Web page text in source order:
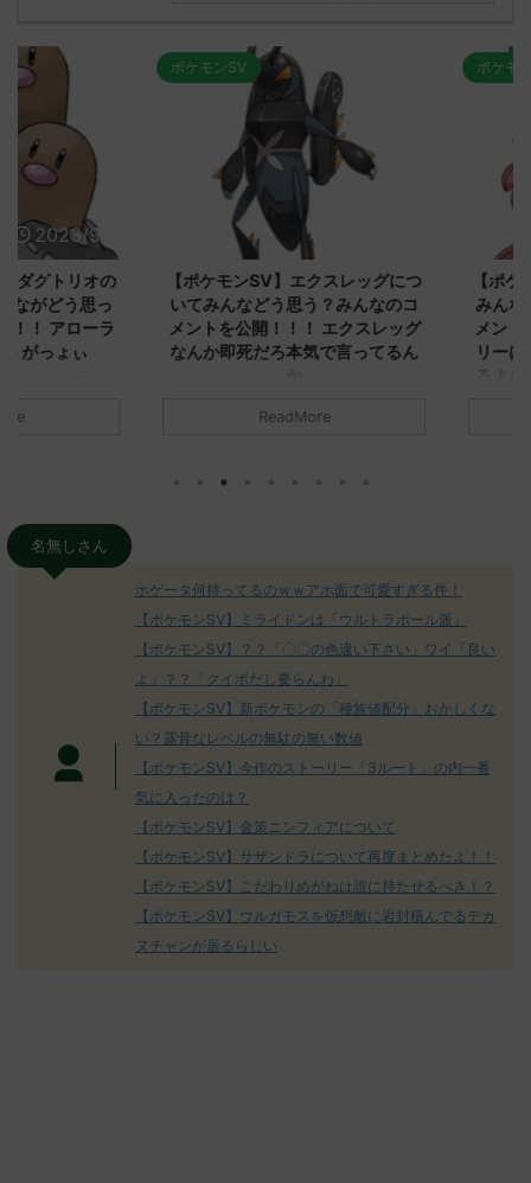
2023/9/8
トリオの
どう思っ
アローラ
っょぃ
test/re
リージョ
ただダグト
れたウミト
ポケモンSV
2023/9/8
【ポケモンSV】エクスレッグにつ
いてみんなどう思う？みんなのコ
メントを公開！！！ エクスレッグ
なんか即死だろ本気で言ってるん
う思ってる？ 初めの記事 元のス
ッグヘルムかっこいいから助かる 名
決めた！ (ﾜｯﾁｮｲW b524-NwUu)
2023/06/28(水 ...
ReadMore
ポケモンSV
【ポケモ
みんなど
メントを
リーはバ
るよりビ
たラウドボ
しさん0624
名無しさん
ホゲータ何持ってるのｗｗアホ面で可愛すぎる件！
【ポケモンSV】ミライドンは「ウルトラボール派」
【ポケモンSV】？？「〇〇の色違い下さい」ワイ「良い
よ」？？「クイボだし要らんわ」
【ポケモンSV】新ポケモンの「種族値配分」おかしくな
い？露骨なレベルの無駄の無い数値
【ポケモンSV】今作のストーリー「3ルート」の内一番
気に入ったのは？
【ポケモンSV】金策ニンフィアについて
【ポケモンSV】サザンドラについて再度まとめたよ！！
【ポケモンSV】こだわりめがねは誰に持たせるべき！？
【ポケモンSV】ウルガモスを仮想敵に岩封積んでるデカ
ヌチャンが居るらしい